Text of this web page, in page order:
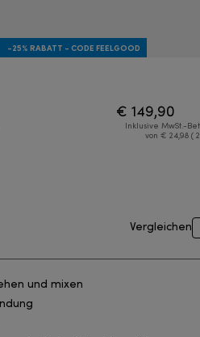
-25% RABATT - CODE FEELGOOD
€ 149,90
Inklusive MwSt.-
von € 24,98 (
Vergleichen
und mixen